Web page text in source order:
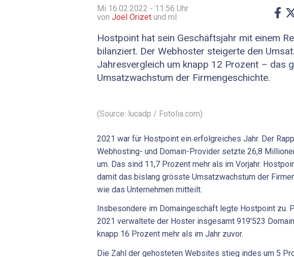
Mi 16.02.2022 - 11:56 Uhr
von Joël Orizet und ml
Hostpoint hat sein Geschäftsjahr mit einem
bilanziert. Der Webhoster steigerte den
Jahresvergleich um knapp 12 Prozent – das
Umsatzwachstum der Firmengeschichte.
(Source: lucadp / Fotolia.com)
2021 war für Hostpoint ein erfolgreiches Jahr. Der
Webhosting- und Domain-Provider setzte 26,8
um. Das sind 11,7 Prozent mehr als im Vorjahr.
damit das bislang grösste Umsatzwachstum der
wie das Unternehmen mitteilt.
Insbesondere im Domaingeschäft legte Hostpoint zu.
2021 verwaltete der Hoster insgesamt 919'523
knapp 16 Prozent mehr als im Jahr zuvor.
Die Zahl der gehosteten Websites stieg indes um 5